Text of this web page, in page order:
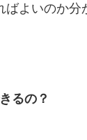
よいのか分
るの？